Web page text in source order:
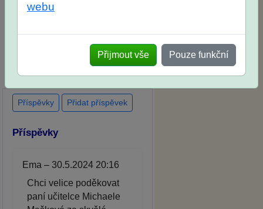
po skutečných přijímacích
zkouškách
webu
Přijmout vše Pouze funkční
Příspěvky Přidat příspěvek
Příspěvky
Ema – 30.5.2024 20:16
Chci velice poděkovat
paní učitelce Michaele